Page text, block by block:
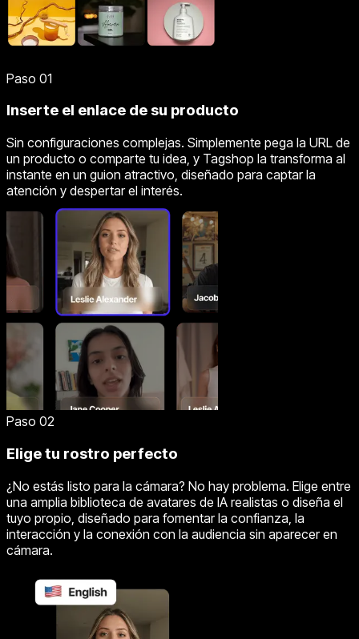
Paso 01
Inserte el enlace de su producto
Sin configuraciones complejas. Simplemente pega la URL de
un producto o comparte tu idea, y Tagshop la transforma al
instante en un guion atractivo, diseñado para captar la
atención y despertar el interés.
Paso 02
Elige tu rostro perfecto
¿No estás listo para la cámara? No hay problema. Elige entre
una amplia biblioteca de avatares de IA realistas o diseña el
tuyo propio, diseñado para fomentar la confianza, la
interacción y la conexión con la audiencia sin aparecer en
cámara.